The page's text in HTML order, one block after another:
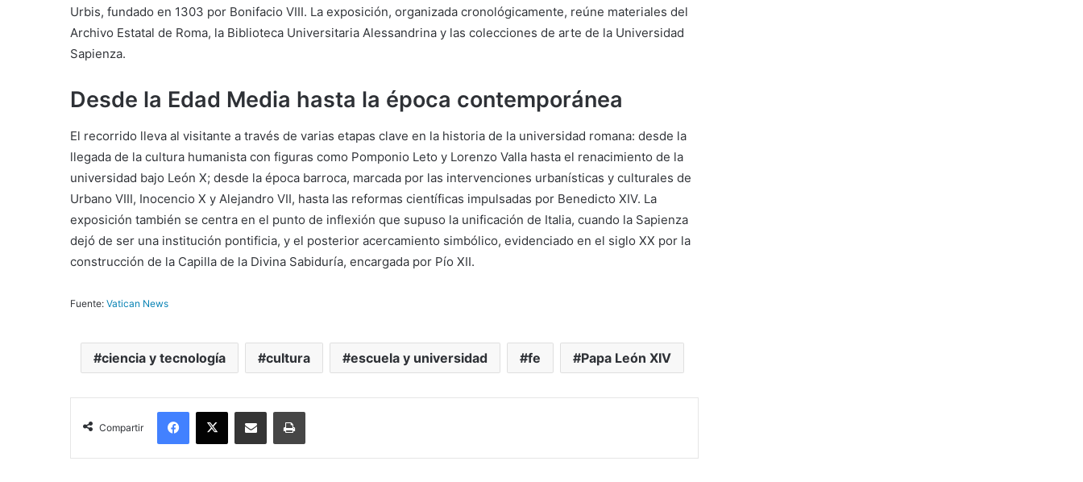
Urbis, fundado en 1303 por Bonifacio VIII. La exposición, organizada cronológicamente, reúne materiales del
Archivo Estatal de Roma, la Biblioteca Universitaria Alessandrina y las colecciones de arte de la Universidad
Sapienza.
Desde la Edad Media hasta la época contemporánea
El recorrido lleva al visitante a través de varias etapas clave en la historia de la universidad romana: desde la
llegada de la cultura humanista con figuras como Pomponio Leto y Lorenzo Valla hasta el renacimiento de la
universidad bajo León X; desde la época barroca, marcada por las intervenciones urbanísticas y culturales de
Urbano VIII, Inocencio X y Alejandro VII, hasta las reformas científicas impulsadas por Benedicto XIV. La
exposición también se centra en el punto de inflexión que supuso la unificación de Italia, cuando la Sapienza
dejó de ser una institución pontificia, y el posterior acercamiento simbólico, evidenciado en el siglo XX por la
construcción de la Capilla de la Divina Sabiduría, encargada por Pío XII.
Fuente: Vatican News
ciencia y tecnología cultura escuela y universidad fe Papa León XIV
Compartir
Facebook
X Compartir por correo electrónicoImprimir